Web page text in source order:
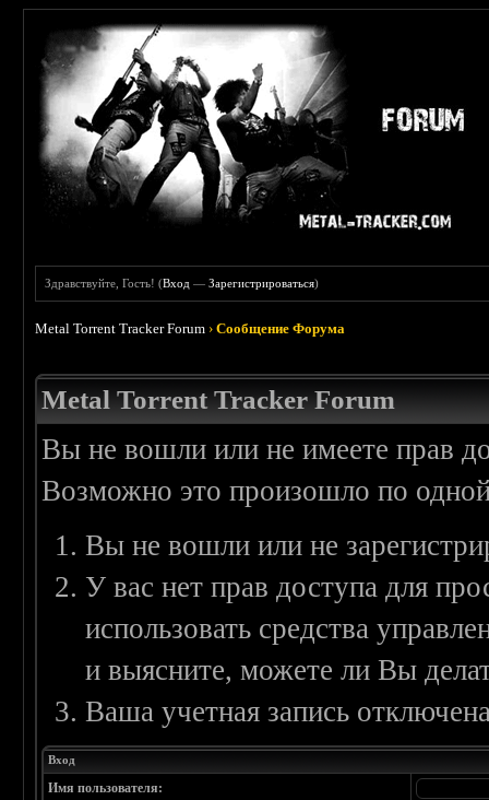
Здравствуйте, Гость! (Вход —Зарегистрироваться)
Metal Torrent Tracker Forum ›Сообщение Форума
Metal Torrent Tracker Forum
Вы не вошли или не имеете прав
Возможно это произошло по
Вы не вошли или не
У вас нет прав доступа для
использовать средства
и выясните, можете ли Вы
Ваша учетная запись
Вход
Имя пользователя: